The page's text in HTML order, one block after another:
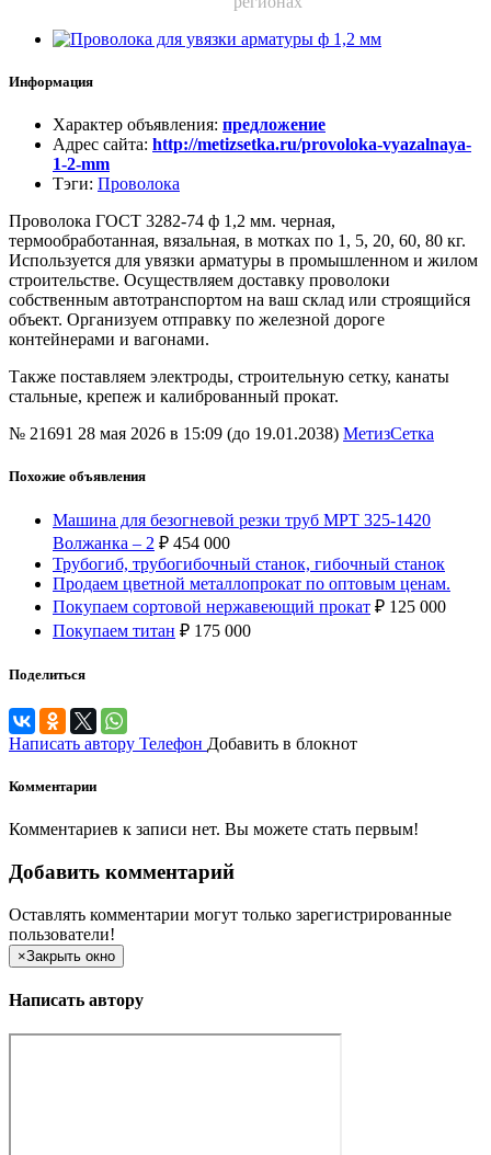
Информация
Характер объявления: предложение
Адрес сайта: http://metizsetka.ru/provoloka-vyazalnaya-
1-2-mm
Тэги: Проволока
Проволока ГОСТ 3282-74 ф 1,2 мм. черная,
термообработанная, вязальная, в мотках по 1, 5, 20, 60, 80 кг.
Используется для увязки арматуры в промышленном и жилом
строительстве. Осуществляем доставку проволоки
собственным автотранспортом на ваш склад или строящийся
объект. Организуем отправку по железной дороге
контейнерами и вагонами.
Также поставляем электроды, строительную сетку, канаты
стальные, крепеж и калиброванный прокат.
№ 21691 28 мая 2026 в 15:09 (до 19.01.2038) МетизСетка
Похожие объявления
Машина для безогневой резки труб МРТ 325-1420
Волжанка – 2 ₽ 454 000
Трубогиб, трубогибочный станок, гибочный станок
Продаем цветной металлопрокат по оптовым ценам.
Покупаем сортовой нержавеющий прокат ₽ 125 000
Покупаем титан ₽ 175 000
Поделиться
Написать автору Телефон Добавить в блокнот
Комментарии
Комментариев к записи нет. Вы можете стать первым!
Добавить комментарий
Оставлять комментарии могут только зарегистрированные
пользователи!
×Закрыть окно
Написать автору